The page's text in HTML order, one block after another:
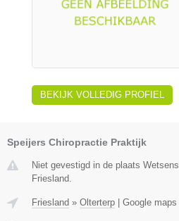
BEKIJK VOLLEDIG PROFIEL
Speijers Chiropractie Praktijk
Niet gevestigd in de plaats
Friesland.
Friesland » Olterterp Google maps